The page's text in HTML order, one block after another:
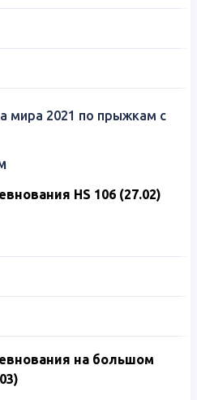
мира 2021 по прыжкам с
HS 106 (27.02)
на большом